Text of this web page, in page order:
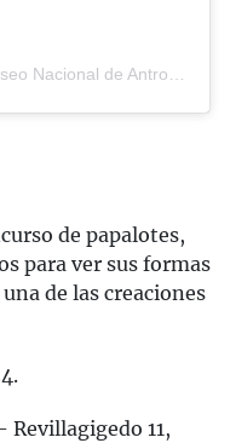
Una publicación compartida por Museo Nacional de Antropología (@mnantropologia)
de papalotes,
para ver sus formas
de las creaciones
Revillagigedo 11,